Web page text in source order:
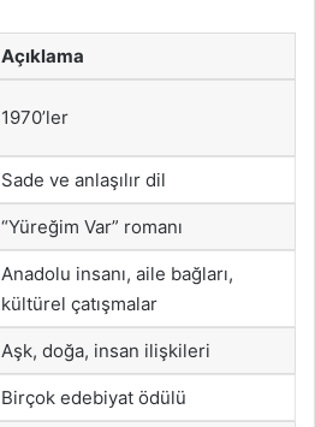
Açıklama
1970’ler
Sade ve anlaşılır dil
“Yüreğim Var” romanı
Anadolu insanı, aile bağları,
kültürel çatışmalar
Aşk, doğa, insan ilişkileri
Birçok edebiyat ödülü